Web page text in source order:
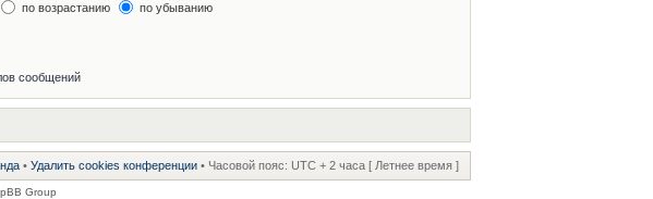
по возрастанию по убыванию
сообщений
• Удалить cookies конференции • Часовой пояс: UTC + 2 часа [ Летнее время ]
Group